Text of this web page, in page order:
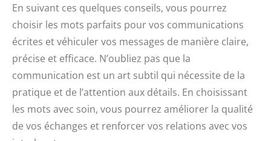
En suivant ces quelques conseils, vous pourrez
choisir les mots parfaits pour vos communications
écrites et véhiculer vos messages de manière claire,
précise et efficace. N’oubliez pas que la
communication est un art subtil qui nécessite de la
pratique et de l’attention aux détails. En choisissant
les mots avec soin, vous pourrez améliorer la qualité
de vos échanges et renforcer vos relations avec vos